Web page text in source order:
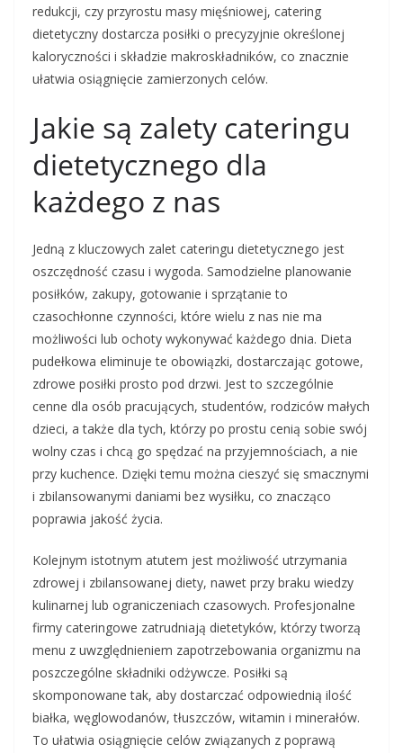
redukcji, czy przyrostu masy mięśniowej, catering
dietetyczny dostarcza posiłki o precyzyjnie określonej
kaloryczności i składzie makroskładników, co znacznie
ułatwia osiągnięcie zamierzonych celów.
Jakie są zalety cateringu
dietetycznego dla
każdego z nas
Jedną z kluczowych zalet cateringu dietetycznego jest
oszczędność czasu i wygoda. Samodzielne planowanie
posiłków, zakupy, gotowanie i sprzątanie to
czasochłonne czynności, które wielu z nas nie ma
możliwości lub ochoty wykonywać każdego dnia. Dieta
pudełkowa eliminuje te obowiązki, dostarczając gotowe,
zdrowe posiłki prosto pod drzwi. Jest to szczególnie
cenne dla osób pracujących, studentów, rodziców małych
dzieci, a także dla tych, którzy po prostu cenią sobie swój
wolny czas i chcą go spędzać na przyjemnościach, a nie
przy kuchence. Dzięki temu można cieszyć się smacznymi
i zbilansowanymi daniami bez wysiłku, co znacząco
poprawia jakość życia.
Kolejnym istotnym atutem jest możliwość utrzymania
zdrowej i zbilansowanej diety, nawet przy braku wiedzy
kulinarnej lub ograniczeniach czasowych. Profesjonalne
firmy cateringowe zatrudniają dietetyków, którzy tworzą
menu z uwzględnieniem zapotrzebowania organizmu na
poszczególne składniki odżywcze. Posiłki są
skomponowane tak, aby dostarczać odpowiednią ilość
białka, węglowodanów, tłuszczów, witamin i minerałów.
To ułatwia osiągnięcie celów związanych z poprawą